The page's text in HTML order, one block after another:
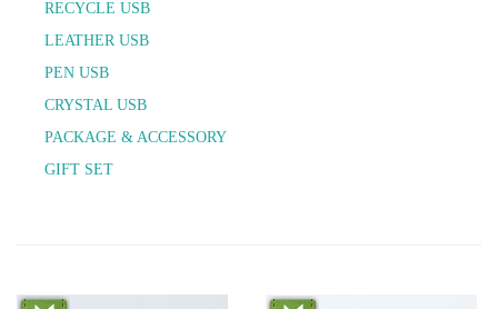
RECYCLE USB
LEATHER USB
PEN USB
CRYSTAL USB
PACKAGE & ACCESSORY
GIFT SET